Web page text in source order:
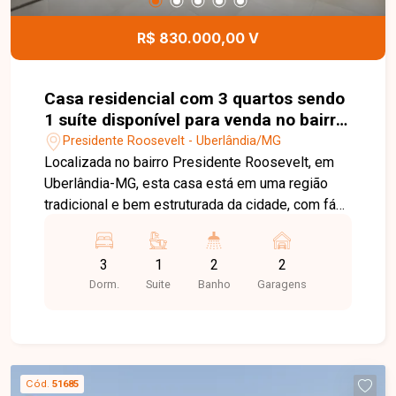
para futura instalação de piscina e área gourmet
demais instituições financeiras. Entre em contato
visita para conhecer essa oportunidade.
R$ 830.000,00 V
Casa residencial com 3 quartos sendo
1 suíte disponível para venda no bairro
Presidente Roosevelt em Uberlândia-
MG
Presidente Roosevelt - Uberlândia/MG
Localizada no bairro Presidente Roosevelt, em
Uberlândia-MG, esta casa está em uma região
tradicional e bem estruturada da cidade, com fácil
comércios e diversos serviços essenciais. O
bairro oferece praticidade e excelente qualidade
de vida para quem busca conforto e boa
Conta com 3 quartos, sendo 1 suíte com ar-
3
Dorm.
1
Suite
2
Banho
2
Garagens
Cód. 51685